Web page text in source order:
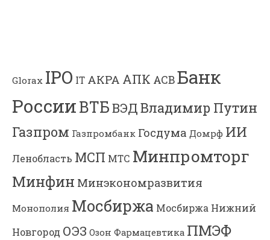
Glorax IPO IT АКРА АПК АСВБанк
РоссииВТБВЭДВладимир Путин
Газпром Газпромбанк Госдума Домрф ИИ
Ленобласть МСП МТС Минпромторг
Минфин Минэкономразвития
Монополия Мосбиржа Мосбиржа Нижний
Новгород ОЭЗ Озон Фармацевтика ПМЭФ